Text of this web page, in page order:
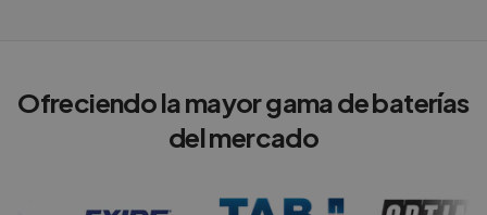
Ofreciendo la mayor gama de baterías
del mercado